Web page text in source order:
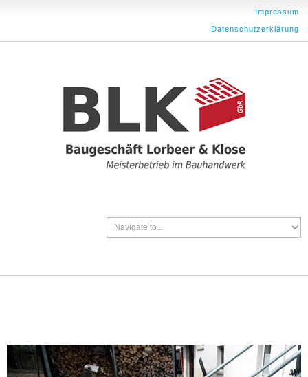
Impressum
Datenschutzerklärung